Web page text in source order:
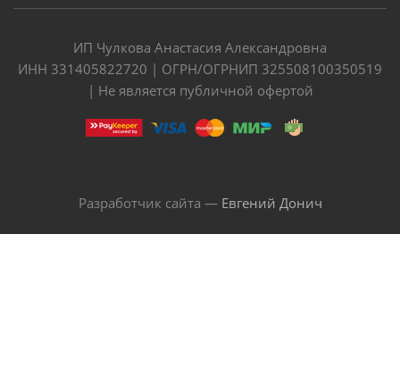
ИП Чулкова Анастасия Александровна
ИНН 331405822720 | ОГРН/ОГРНИП 325508100350519
| Не является публичной офертой
Разработчик сайта — Евгений Донич